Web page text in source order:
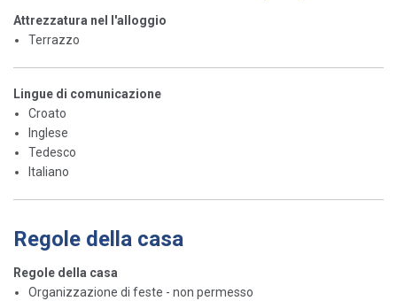
Attrezzatura nel l'alloggio
Terrazzo
Lingue di comunicazione
Croato
Inglese
Tedesco
Italiano
Regole della casa
Regole della casa
Organizzazione di feste - non permesso